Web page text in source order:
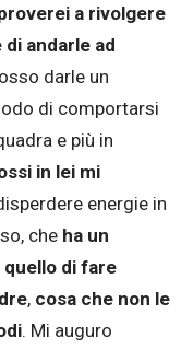
a rivolgere
andarle ad
darle un
di comportarsi
e più in
in lei mi
energie in
che ha un
quello di fare
, cosa che non le
. Mi auguro